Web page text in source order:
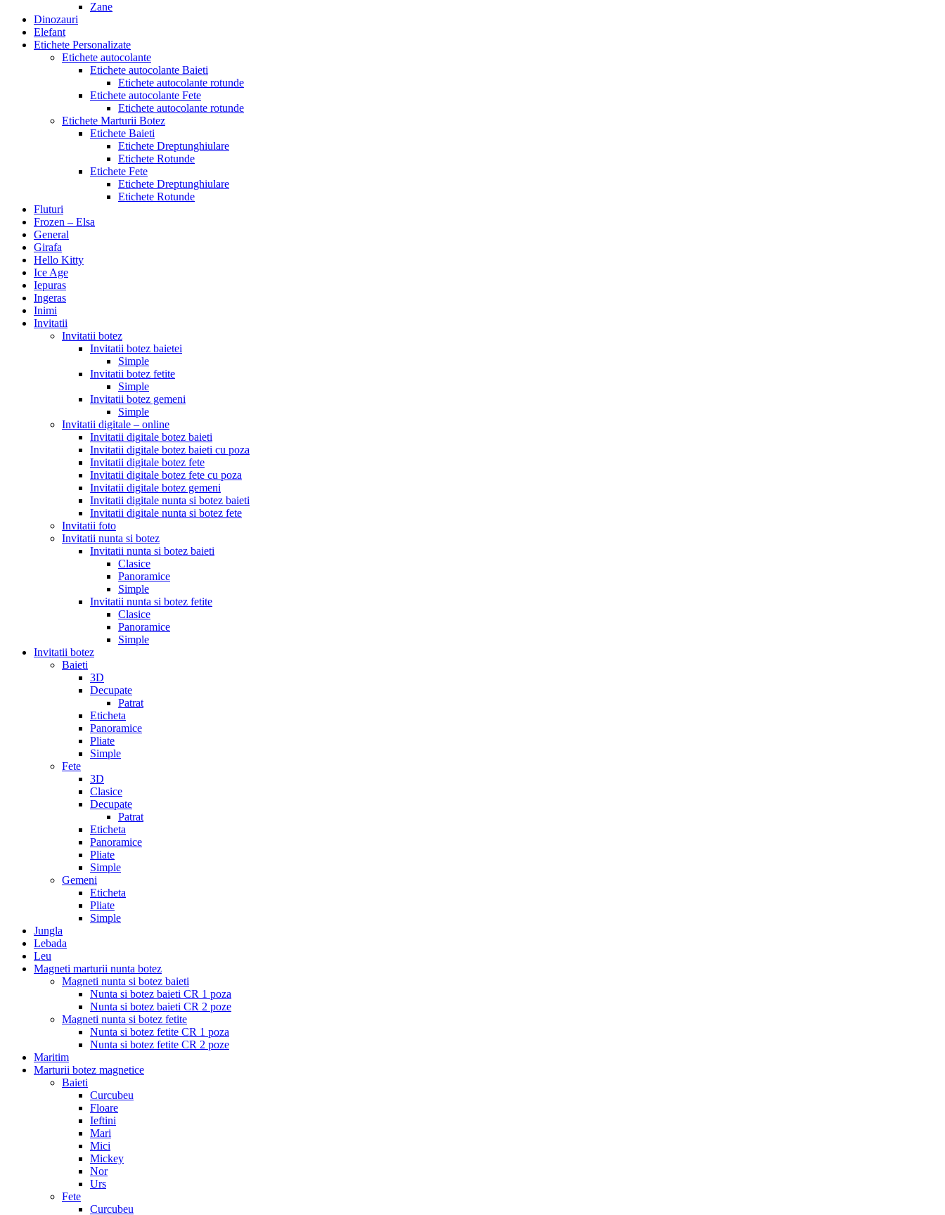
Zane
Dinozauri
Elefant
Etichete Personalizate
Etichete autocolante
Etichete autocolante Baieti
Etichete autocolante rotunde
Etichete autocolante Fete
Etichete autocolante rotunde
Etichete Marturii Botez
Etichete Baieti
Etichete Dreptunghiulare
Etichete Rotunde
Etichete Fete
Etichete Dreptunghiulare
Etichete Rotunde
Fluturi
Frozen – Elsa
General
Girafa
Hello Kitty
Ice Age
Iepuras
Ingeras
Inimi
Invitatii
Invitatii botez
Invitatii botez baietei
Simple
Invitatii botez fetite
Simple
Invitatii botez gemeni
Simple
Invitatii digitale – online
Invitatii digitale botez baieti
Invitatii digitale botez baieti cu poza
Invitatii digitale botez fete
Invitatii digitale botez fete cu poza
Invitatii digitale botez gemeni
Invitatii digitale nunta si botez baieti
Invitatii digitale nunta si botez fete
Invitatii foto
Invitatii nunta si botez
Invitatii nunta si botez baieti
Clasice
Panoramice
Simple
Invitatii nunta si botez fetite
Clasice
Panoramice
Simple
Invitatii botez
Baieti
3D
Decupate
Patrat
Eticheta
Panoramice
Pliate
Simple
Fete
3D
Clasice
Decupate
Patrat
Eticheta
Panoramice
Pliate
Simple
Gemeni
Eticheta
Pliate
Simple
Jungla
Lebada
Leu
Magneti marturii nunta botez
Magneti nunta si botez baieti
Nunta si botez baieti CR 1 poza
Nunta si botez baieti CR 2 poze
Magneti nunta si botez fetite
Nunta si botez fetite CR 1 poza
Nunta si botez fetite CR 2 poze
Maritim
Marturii botez magnetice
Baieti
Curcubeu
Floare
Ieftini
Mari
Mici
Mickey
Nor
Urs
Fete
Curcubeu